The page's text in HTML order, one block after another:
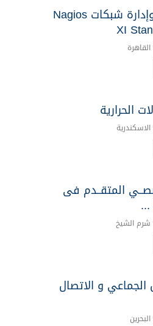
نظام مراقبة وإدارة شبكات Nagios
XI
القاهرة
الحرارية
الاسكندرية
المتقــدم فى
شرم الشيخ
و الاتصال
البحرين